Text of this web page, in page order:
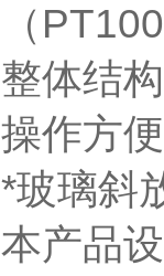
（
整体结
操作方
*玻璃斜
本产品